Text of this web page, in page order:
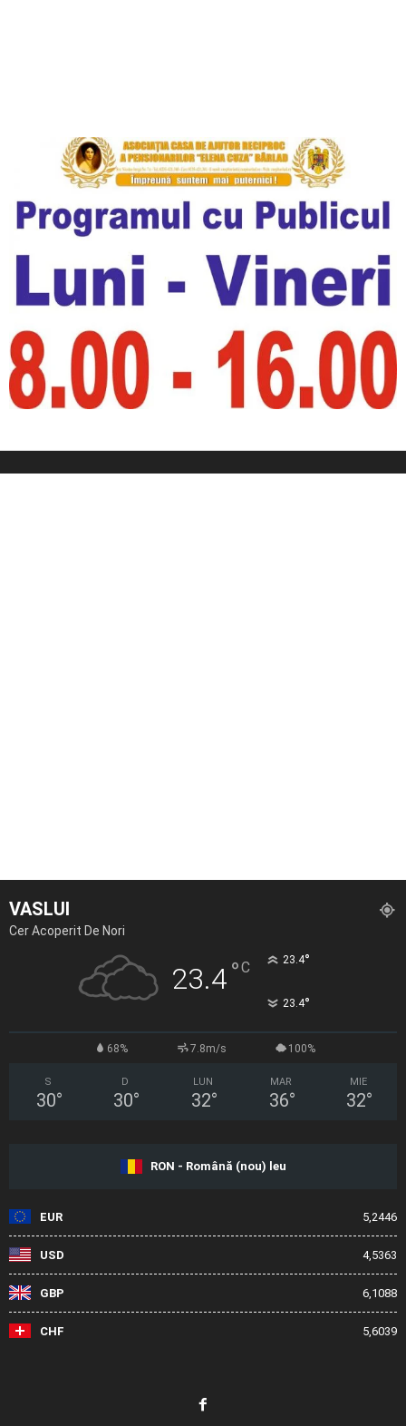
VASLUI
Cer Acoperit De Nori
23.4°C 23.4°
23.4°
68% 7.8m/s 100%
S
30°
D
30°
LUN
32°
MAR
36°
MIE
32°
RON - Română (nou) leu
EUR 5,2446
USD 4,5363
GBP 6,1088
CHF 5,6039